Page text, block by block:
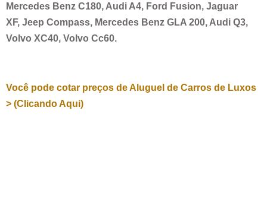
Mercedes Benz C180, Audi A4, Ford Fusion, Jaguar
XF, Jeep Compass, Mercedes Benz GLA 200, Audi Q3,
Volvo XC40, Volvo Cc60.
Você pode cotar preços de Aluguel de Carros de Luxos
> (Clicando Aqui)